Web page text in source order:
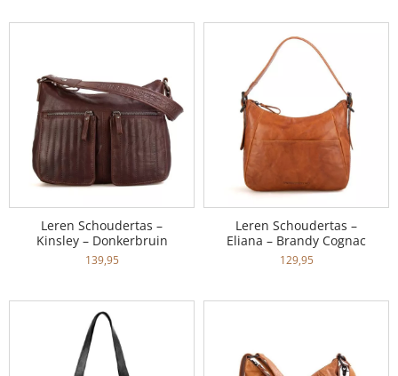
Leren Schoudertas –
Kinsley – Donkerbruin
139,95
Leren Schoudertas –
Eliana – Brandy Cognac
129,95